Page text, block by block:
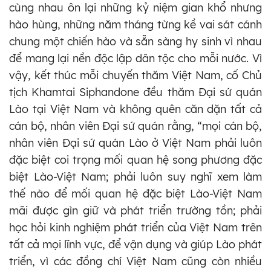
cùng nhau ôn lại những kỷ niệm gian khổ nhưng
hào hùng, những năm tháng từng kề vai sát cánh
chung một chiến hào và sẵn sàng hy sinh vì nhau
để mang lại nền độc lập dân tộc cho mỗi nước. Vì
vậy, kết thúc mỗi chuyến thăm Việt Nam, cố Chủ
tịch Khamtai Siphandone đều thăm Đại sứ quán
Lào tại Việt Nam và không quên căn dặn tất cả
cán bộ, nhân viên Đại sứ quán rằng, “mọi cán bộ,
nhân viên Đại sứ quán Lào ở Việt Nam phải luôn
đặc biệt coi trọng mối quan hệ song phương đặc
biệt Lào-Việt Nam; phải luôn suy nghĩ xem làm
thế nào để mối quan hệ đặc biệt Lào-Việt Nam
mãi được gìn giữ và phát triển trường tồn; phải
học hỏi kinh nghiệm phát triển của Việt Nam trên
tất cả mọi lĩnh vực, để vận dụng và giúp Lào phát
triển, vì các đồng chí Việt Nam cũng còn nhiều